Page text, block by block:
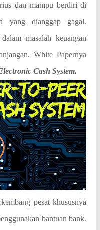
dan mampu berdiri di
yang dianggap gagal.
masalah keuangan
White Papernya
Cash System.
pesat khususnya
bantuan bank.